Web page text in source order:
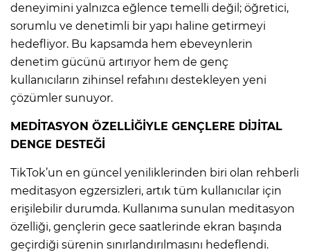
deneyimini yalnızca eğlence temelli değil; öğretici,
sorumlu ve denetimli bir yapı haline getirmeyi
hedefliyor. Bu kapsamda hem ebeveynlerin
denetim gücünü artırıyor hem de genç
kullanıcıların zihinsel refahını destekleyen yeni
çözümler sunuyor.
MEDİTASYON ÖZELLİĞİYLE GENÇLERE DİJİTAL
DENGE DESTEĞİ
TikTok’un en güncel yeniliklerinden biri olan rehberli
meditasyon egzersizleri, artık tüm kullanıcılar için
erişilebilir durumda. Kullanıma sunulan meditasyon
özelliği, gençlerin gece saatlerinde ekran başında
geçirdiği sürenin sınırlandırılmasını hedeflendi.